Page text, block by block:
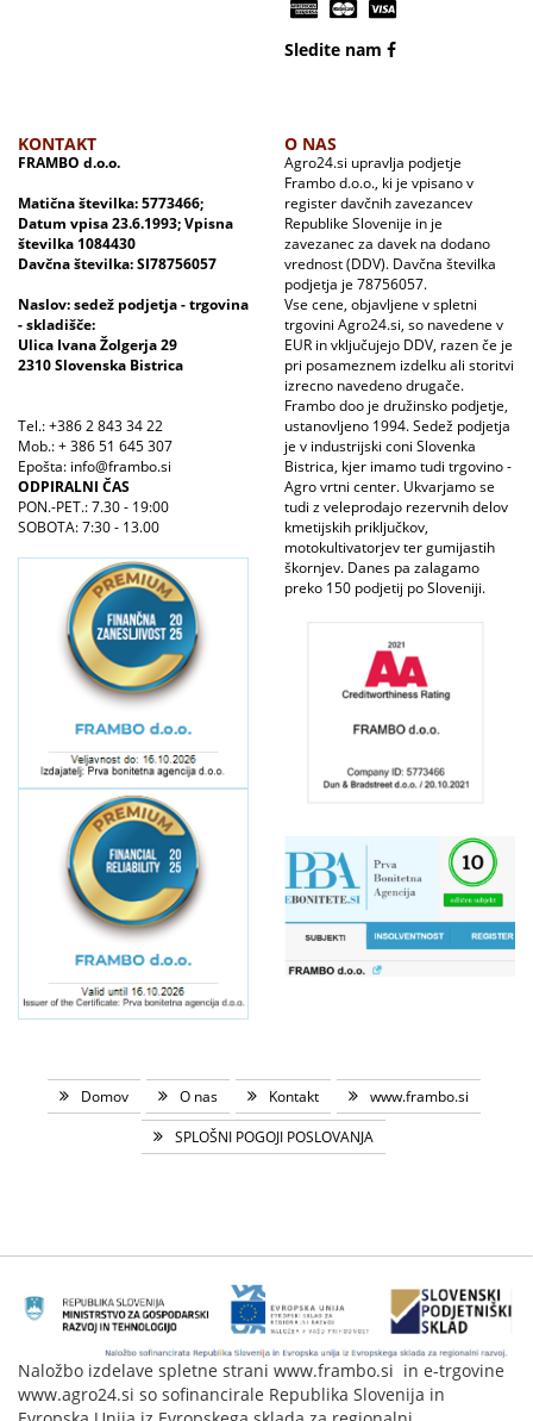
Sledite nam
KONTAKT
FRAMBO d.o.o.
Matična številka: 5773466;
Datum vpisa 23.6.1993; Vpisna
številka 1084430
Davčna številka: SI78756057
Naslov: sedež podjetja - trgovina
- skladišče:
Ulica Ivana Žolgerja 29
2310 Slovenska Bistrica
Tel.: +386 2 843 34 22
Mob.: + 386 51 645 307
Epošta: info@frambo.si
ODPIRALNI ČAS
PON.-PET.: 7.30 - 19:00
SOBOTA: 7:30 - 13.00
O NAS
Agro24.si upravlja podjetje
Frambo d.o.o., ki je vpisano v
register davčnih zavezancev
Republike Slovenije in je
zavezanec za davek na dodano
vrednost (DDV). Davčna številka
podjetja je 78756057.
Vse cene, objavljene v spletni
trgovini Agro24.si, so navedene v
EUR in vključujejo DDV, razen če je
pri posameznem izdelku ali storitvi
izrecno navedeno drugače.
Frambo doo je družinsko podjetje,
ustanovljeno 1994. Sedež podjetja
je v industrijski coni Slovenka
Bistrica, kjer imamo tudi trgovino -
Agro vrtni center. Ukvarjamo se
tudi z veleprodajo rezervnih delov
kmetijskih priključkov,
motokultivatorjev ter gumijastih
škornjev. Danes pa zalagamo
preko 150 podjetij po Sloveniji.
Domov O nas Kontakt
www.frambo.si
SPLOŠNI POGOJI POSLOVANJA
Naložbo izdelave spletne strani www.frambo.si in e-trgovine
www.agro24.si so sofinancirale Republika Slovenija in